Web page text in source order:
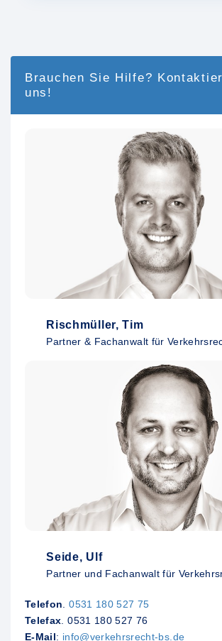
Brauchen Sie Hilfe?
uns!
Rischmüller, Tim
Partner & Fachanwalt für
Seide, Ulf
Partner und Fachanwalt für
Telefon .0531 180 527 75
Telefax . 0531 180 527 76
E-Mail: info@verkehrsrecht-bs.de